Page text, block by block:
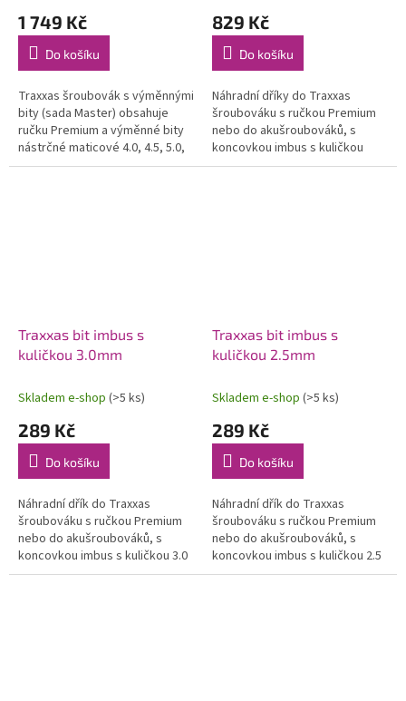
1 749 Kč
Do košíku
Traxxas šroubovák s výměnnými
bity (sada Master) obsahuje
ručku Premium a výměnné bity
nástrčné maticové 4.0, 4.5, 5.0,
5.5, 7.0, 8.0mm. Pouzdro na
829 Kč
Do košíku
Náhradní dříky do Traxxas
šroubováku s ručkou Premium
nebo do akušroubováků, s
koncovkou imbus s kuličkou
2.0mm, 2.5mm a 3.0mm. Dříky
Traxxas bit imbus s
kuličkou 3.0mm
Skladem e-shop (>5 ks)
289 Kč
Do košíku
Náhradní dřík do Traxxas
šroubováku s ručkou Premium
nebo do akušroubováků, s
koncovkou imbus s kuličkou 3.0
mm. Dřík je vyroben z kvalitní
Traxxas bit imbus s
kuličkou 2.5mm
Skladem e-shop (>5 ks)
289 Kč
Do košíku
Náhradní dřík do Traxxas
šroubováku s ručkou Premium
nebo do akušroubováků, s
koncovkou imbus s kuličkou 2.5
mm. Dřík je vyroben z kvalitní